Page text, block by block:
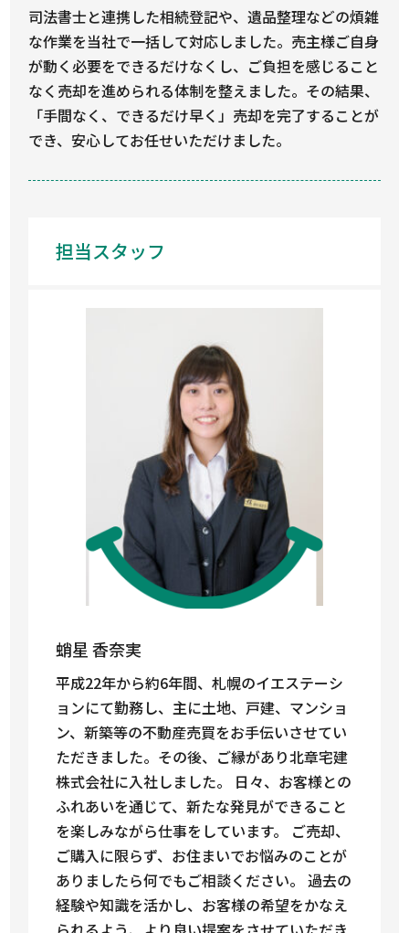
司法書士と連携した相続登記や、遺品整理などの煩雑
な作業を当社で一括して対応しました。売主様ご自身
が動く必要をできるだけなくし、ご負担を感じること
なく売却を進められる体制を整えました。その結果、
「手間なく、できるだけ早く」売却を完了することが
でき、安心してお任せいただけました。
担当スタッフ
蛸星 香奈実
平成22年から約6年間、札幌のイエステーシ
ョンにて勤務し、主に土地、戸建、マンショ
ン、新築等の不動産売買をお手伝いさせてい
ただきました。その後、ご縁があり北章宅建
株式会社に入社しました。 日々、お客様との
ふれあいを通じて、新たな発見ができること
を楽しみながら仕事をしています。 ご売却、
ご購入に限らず、お住まいでお悩みのことが
ありましたら何でもご相談ください。 過去の
経験や知識を活かし、お客様の希望をかなえ